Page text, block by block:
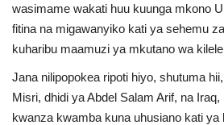
wasimame wakati huu kuunga mkono
fitina na migawanyiko kati ya sehemu
kuharibu maamuzi ya mkutano wa
Jana nilipopokea ripoti hiyo, shutuma
Misri, dhidi ya Abdel Salam Arif, na
kwanza kwamba kuna uhusiano kati ya